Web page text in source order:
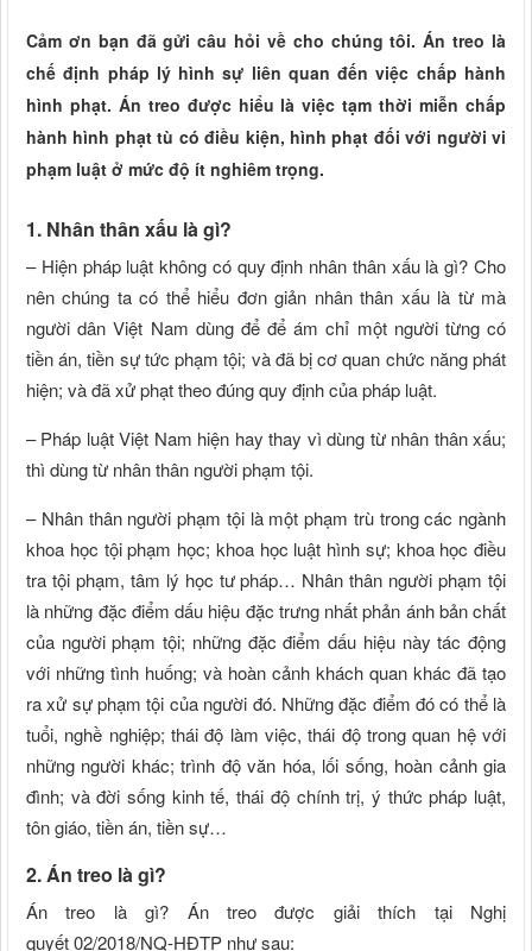
Cảm ơn bạn đã gửi câu hỏi về cho chúng tôi. Án treo là
chế định pháp lý hình sự liên quan đến việc chấp hành
hình phạt. Án treo được hiểu là việc tạm thời miễn chấp
hành hình phạt tù có điều kiện, hình phạt đối với người vi
phạm luật ở mức độ ít nghiêm trọng.
1. Nhân thân xấu là gì?
– Hiện pháp luật không có quy định nhân thân xấu là gì? Cho
nên chúng ta có thể hiểu đơn giản nhân thân xấu là từ mà
người dân Việt Nam dùng để để ám chỉ một người từng có
tiền án, tiền sự tức phạm tội; và đã bị cơ quan chức năng phát
hiện; và đã xử phạt theo đúng quy định của pháp luật.
– Pháp luật Việt Nam hiện hay thay vì dùng từ nhân thân xấu;
thì dùng từ nhân thân người phạm tội.
– Nhân thân người phạm tội là một phạm trù trong các ngành
khoa học tội phạm học; khoa học luật hình sự; khoa học điều
tra tội phạm, tâm lý học tư pháp… Nhân thân người phạm tội
là những đặc điểm dấu hiệu đặc trưng nhất phản ánh bản chất
của người phạm tội; những đặc điểm dấu hiệu này tác động
với những tình huống; và hoàn cảnh khách quan khác đã tạo
ra xử sự phạm tội của người đó. Những đặc điểm đó có thể là
tuổi, nghề nghiệp; thái độ làm việc, thái độ trong quan hệ với
những người khác; trình độ văn hóa, lối sống, hoàn cảnh gia
đình; và đời sống kinh tế, thái độ chính trị, ý thức pháp luật,
tôn giáo, tiền án, tiền sự…
2. Án treo là gì?
Án treo là gì? Án treo được giải thích tại Nghị
quyết 02/2018/NQ-HĐTP như sau: